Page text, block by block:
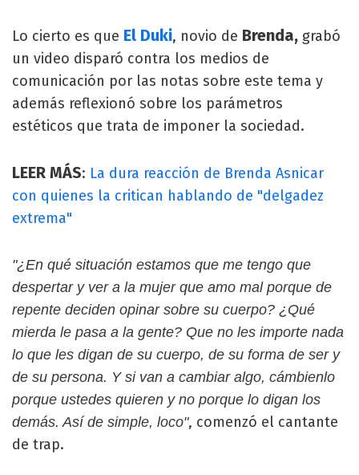
Lo cierto es que El Duki, novio de Brenda, grabó
un video disparó contra los medios de
comunicación por las notas sobre este tema y
además reflexionó sobre los parámetros
estéticos que trata de imponer la sociedad.
LEER MÁS: La dura reacción de Brenda Asnicar
con quienes la critican hablando de "delgadez
extrema"
"¿En qué situación estamos que me tengo que
despertar y ver a la mujer que amo mal porque de
repente deciden opinar sobre su cuerpo? ¿Qué
mierda le pasa a la gente? Que no les importe nada
lo que les digan de su cuerpo, de su forma de ser y
de su persona. Y si van a cambiar algo, cámbienlo
porque ustedes quieren y no porque lo digan los
demás. Así de simple, loco", comenzó el cantante
de trap.